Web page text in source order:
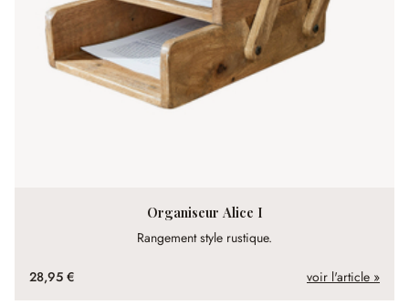
Organiseur Alice I
Rangement style rustique.
28,95 € voir l'article »